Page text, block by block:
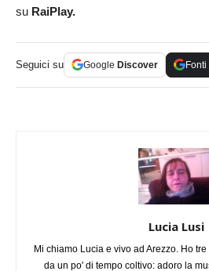
su RaiPlay.
Seguici su Google Discover Fonti
Lucia Lusi
Mi chiamo Lucia e vivo ad Arezzo. Ho
da un po' di tempo coltivo: adoro la